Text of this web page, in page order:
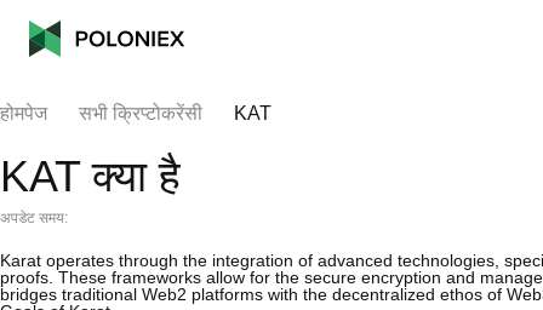
होमपेज सभी क्रिप्टोकरेंसी KAT
KAT क्या है
अपडेट समय:
Karat operates through the integration of advanced technologies,
proofs. These frameworks allow for the secure encryption and
bridges traditional Web2 platforms with the decentralized ethos of